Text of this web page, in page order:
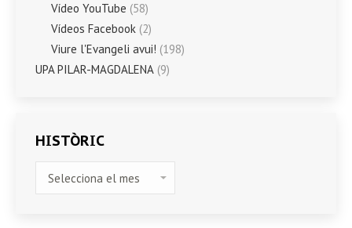
Vídeo YouTube (58)
Vídeos Facebook (2)
Viure l'Evangeli avui! (198)
UPA PILAR-MAGDALENA (9)
HISTÒRIC